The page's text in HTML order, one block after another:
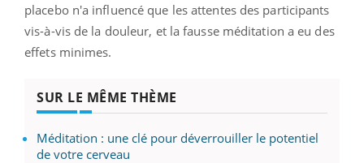
placebo n'a influencé que les attentes des participants
vis-à-vis de la douleur, et la fausse méditation a eu des
effets minimes.
SUR LE MÊME THÈME
Méditation : une clé pour déverrouiller le potentiel
de votre cerveau